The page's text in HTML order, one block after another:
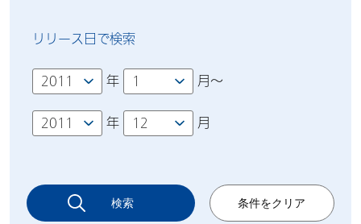
リリース日で検索
年 月～
年 月